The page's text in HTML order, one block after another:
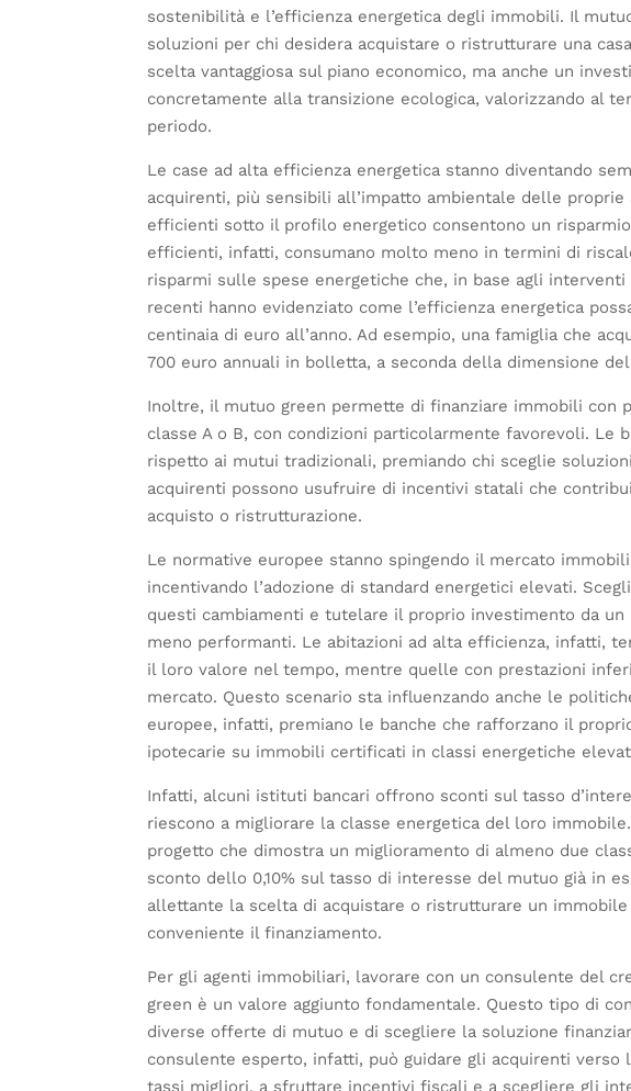
sostenibilità e l’efficienza energetica degli immobili. Il
soluzioni per chi desidera acquistare o ristrutturare una
scelta vantaggiosa sul piano economico, ma anche un
concretamente alla transizione ecologica, valorizzando al
periodo.
Le case ad alta efficienza energetica stanno diventando
acquirenti, più sensibili all’impatto ambientale delle
efficienti sotto il profilo energetico consentono un
efficienti, infatti, consumano molto meno in termini di
risparmi sulle spese energetiche che, in base agli
recenti hanno evidenziato come l’efficienza energetica
centinaia di euro all’anno. Ad esempio, una famiglia che
700 euro annuali in bolletta, a seconda della dimensione
Inoltre, il mutuo green permette di finanziare immobili con
classe A o B, con condizioni particolarmente favorevoli. Le
rispetto ai mutui tradizionali, premiando chi sceglie
acquirenti possono usufruire di incentivi statali che
acquisto o ristrutturazione.
Le normative europee stanno spingendo il mercato
incentivando l’adozione di standard energetici elevati.
questi cambiamenti e tutelare il proprio investimento da
meno performanti. Le abitazioni ad alta efficienza, infatti,
il loro valore nel tempo, mentre quelle con prestazioni
mercato. Questo scenario sta influenzando anche le
europee, infatti, premiano le banche che rafforzano il
ipotecarie su immobili certificati in classi energetiche
Infatti, alcuni istituti bancari offrono sconti sul tasso
riescono a migliorare la classe energetica del loro
progetto che dimostra un miglioramento di almeno due
sconto dello 0,10% sul tasso di interesse del mutuo già in
allettante la scelta di acquistare o ristrutturare un
conveniente il finanziamento.
Per gli agenti immobiliari, lavorare con un consulente del
green è un valore aggiunto fondamentale. Questo tipo di
diverse offerte di mutuo e di scegliere la soluzione
consulente esperto, infatti, può guidare gli acquirenti
tassi migliori, a sfruttare incentivi fiscali e a scegliere gli